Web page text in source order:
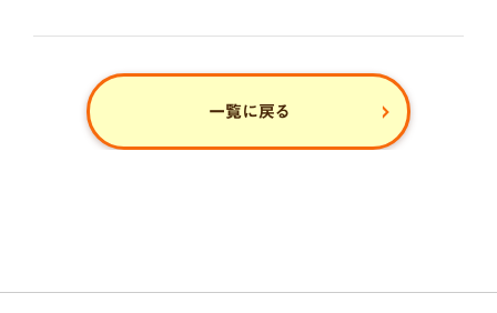
一覧に戻る